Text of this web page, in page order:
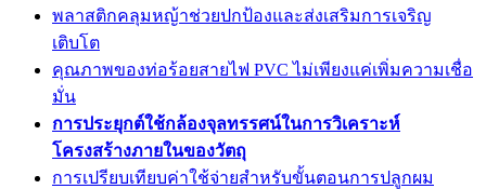
พลาสติกคลุมหญ้าช่วยปกป้องและส่งเสริมการเจริญ
เติบโต
คุณภาพของท่อร้อยสายไฟ PVC ไม่เพียงแค่เพิ่มความเชื่อ
มั่น
การประยุกต์ใช้กล้องจุลทรรศน์ในการวิเคราะห์
โครงสร้างภายในของวัตถุ
การเปรียบเทียบค่าใช้จ่ายสำหรับขั้นตอนการปลูกผม